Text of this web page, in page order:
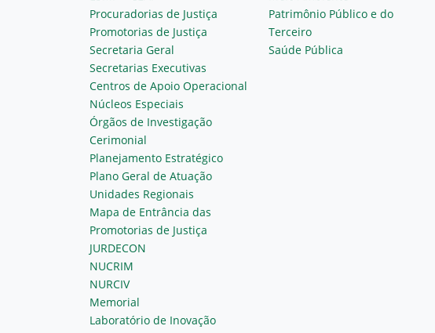
Procuradorias de Justiça
Promotorias de Justiça
Secretaria Geral
Secretarias Executivas
Centros de Apoio Operacional
Núcleos Especiais
Órgãos de Investigação
Cerimonial
Planejamento Estratégico
Plano Geral de Atuação
Unidades Regionais
Mapa de Entrância das
Promotorias de Justiça
JURDECON
NUCRIM
NURCIV
Memorial
Laboratório de Inovação
Patrimônio Público e do
Terceiro
Saúde Pública